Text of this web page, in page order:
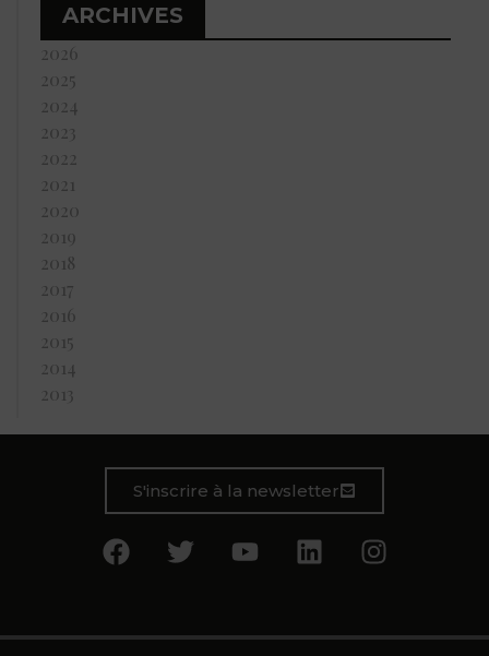
ARCHIVES
2026
2025
2024
2023
2022
2021
2020
2019
2018
2017
2016
2015
2014
2013
S'inscrire à la newsletter